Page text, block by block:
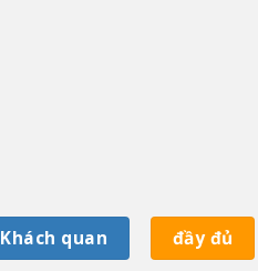
Khách quan đầy đủ